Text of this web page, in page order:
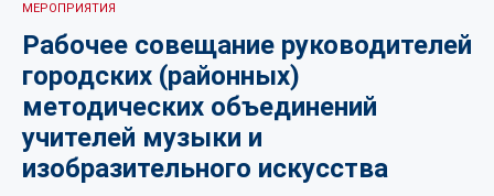
МЕРОПРИЯТИЯ
Рабочее совещание руководителей
городских (районных)
методических объединений
учителей музыки и
изобразительного искусства